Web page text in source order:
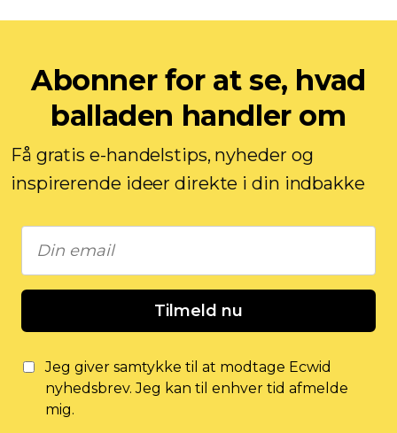
Abonner for at se, hvad
balladen handler om
Få gratis e-handelstips, nyheder og
inspirerende ideer direkte i din indbakke
Tilmeld nu
Jeg giver samtykke til at modtage Ecwid
nyhedsbrev. Jeg kan til enhver tid afmelde
mig.